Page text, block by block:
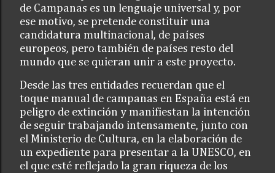
de Campanas es un lenguaje universal y, por
ese motivo, se pretende constituir una
candidatura multinacional, de países
europeos, pero también de países resto del
mundo que se quieran unir a este proyecto.
Desde las tres entidades recuerdan que el
toque manual de campanas en España está en
peligro de extinción y manifiestan la intención
de seguir trabajando intensamente, junto con
el Ministerio de Cultura, en la elaboración de
un expediente para presentar a la UNESCO, en
el que esté reflejado la gran riqueza de los